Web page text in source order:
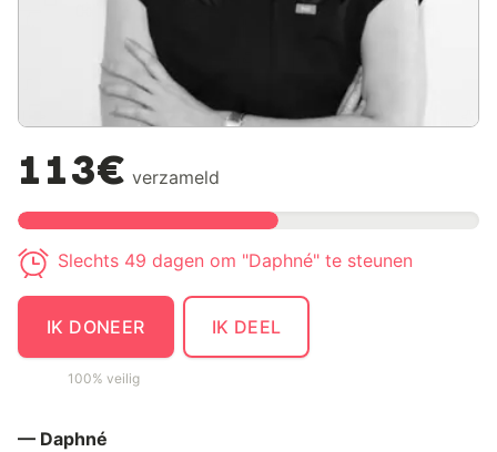
113€ verzameld
Slechts 49 dagen om "Daphné" te steunen
IK DONEER
100% veilig
IK DEEL
— Daphné